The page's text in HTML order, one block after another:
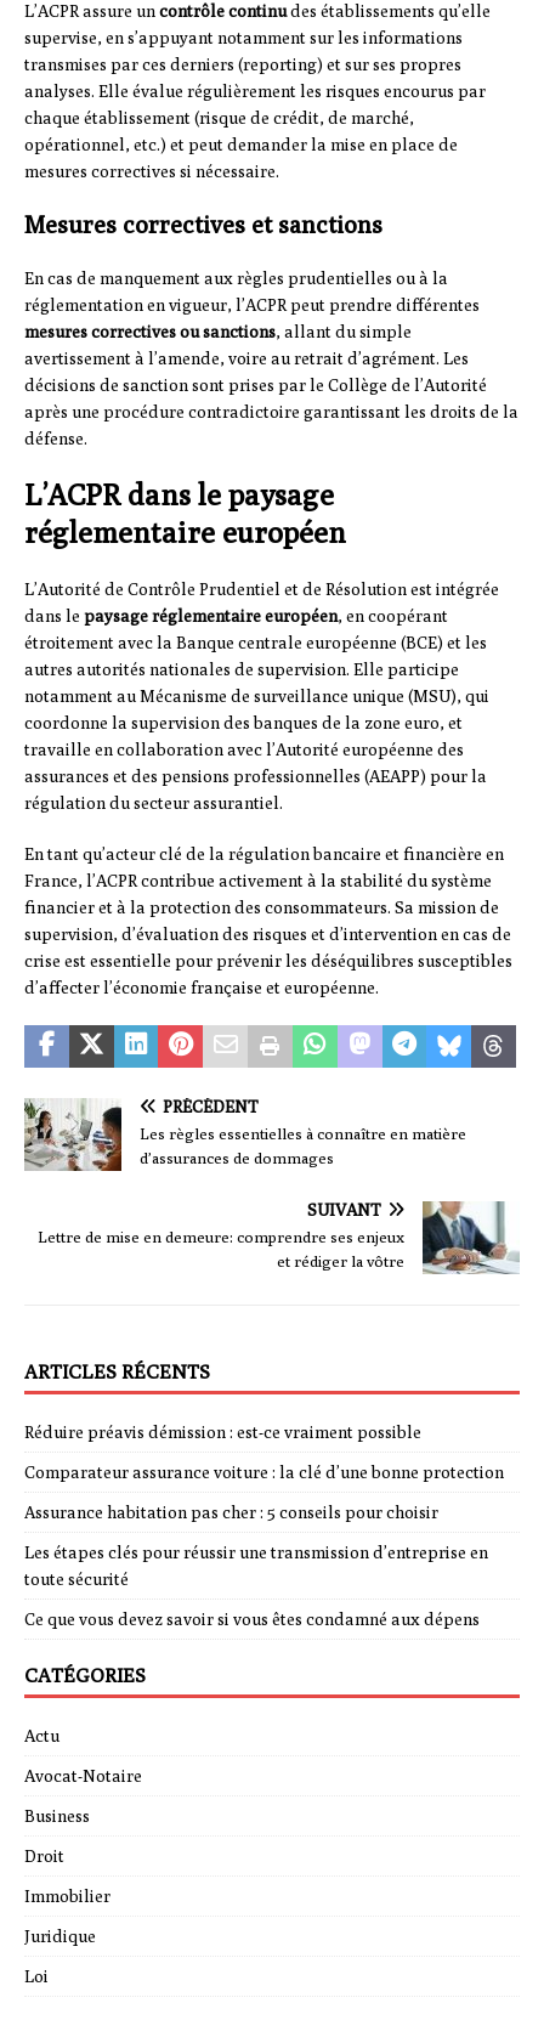
L’ACPR assure uncontrôle continudes établissements qu’elle
supervise, en s’appuyant notamment sur les informations
transmises par ces derniers (reporting) et sur ses propres
analyses. Elle évalue régulièrement les risques encourus par
chaque établissement (risque de crédit, de marché,
opérationnel, etc.) et peut demander la mise en place de
mesures correctives si nécessaire.
Mesures correctives et sanctions
En cas de manquement aux règles prudentielles ou à la
réglementation en vigueur, l’ACPR peut prendre différentes
mesures correctives ou sanctions, allant du simple
avertissement à l’amende, voire au retrait d’agrément. Les
décisions de sanction sont prises par le Collège de l’Autorité
après une procédure contradictoire garantissant les droits de la
défense.
L’ACPR dans le paysage
réglementaire européen
L’Autorité de Contrôle Prudentiel et de Résolution est intégrée
dans le paysage réglementaire européen, en coopérant
étroitement avec la Banque centrale européenne (BCE) et les
autres autorités nationales de supervision. Elle participe
notamment au Mécanisme de surveillance unique (MSU), qui
coordonne la supervision des banques de la zone euro, et
travaille en collaboration avec l’Autorité européenne des
assurances et des pensions professionnelles (AEAPP) pour la
régulation du secteur assurantiel.
En tant qu’acteur clé de la régulation bancaire et financière en
France, l’ACPR contribue activement à la stabilité du système
financier et à la protection des consommateurs. Sa mission de
supervision, d’évaluation des risques et d’intervention en cas de
crise est essentielle pour prévenir les déséquilibres susceptibles
d’affecter l’économie française et européenne.
PRÉCÉDENT
Les règles essentielles à connaître en matière
d’assurances de dommages
SUIVANT
Lettre de mise en demeure: comprendre ses enjeux
et rédiger la vôtre
ARTICLES RÉCENTS
Réduire préavis démission : est-ce vraiment possible
Comparateur assurance voiture : la clé d’une bonne protection
Assurance habitation pas cher : 5 conseils pour choisir
Les étapes clés pour réussir une transmission d’entreprise en
toute sécurité
Ce que vous devez savoir si vous êtes condamné aux dépens
CATÉGORIES
Actu
Avocat-Notaire
Business
Droit
Immobilier
Juridique
Loi